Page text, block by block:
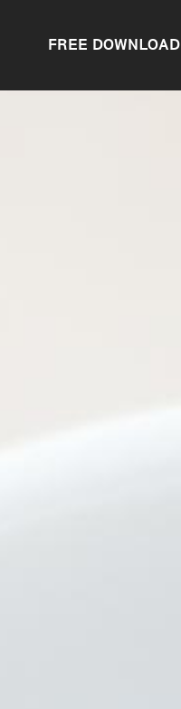
FREE DOWNLOAD